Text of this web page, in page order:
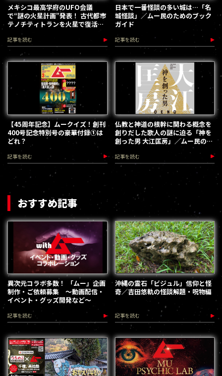
メキシコ最高学府のUFO会議
で“謎の火星計画”発表！ 古代都市
テノチティトランを火星で復活さ
せる野望とは
記事を読む
日本で一番怪談の多い城は…「名
城怪談」／ムー民のためのブック
ガイド
記事を読む
【45周年記念】ムークイズ！創刊
400号記念特別号の豪華付録①は
どれ？
記事を読む
仏教と神道の根幹に関わる概念を
創りだした歌人の謎に迫る「神を
創った男 大江匡房」／ムー民のた
記事を読む
おすすめ記事
異次元コラボ多数！ 「ムー」企画
制作・ご依頼募集 ～動画配信・
イベント・グッズ開発など～
記事を読む
沖縄の霊石「ビジュル」信仰と怪
奇／吉田悠軌の怪談解題・呪物編
記事を読む